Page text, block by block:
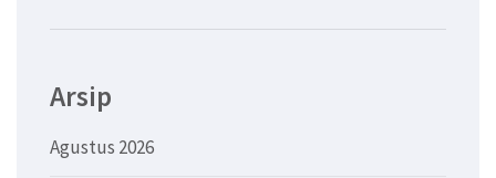
Arsip
Agustus 2026